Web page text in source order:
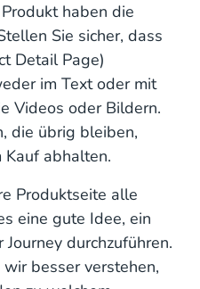
haben die
Sie sicher, dass
Detail Page)
im Text oder mit
Videos oder Bildern.
die übrig bleiben,
Kauf abhalten.
Produktseite alle
eine gute Idee, ein
durchzuführen.
besser verstehen,